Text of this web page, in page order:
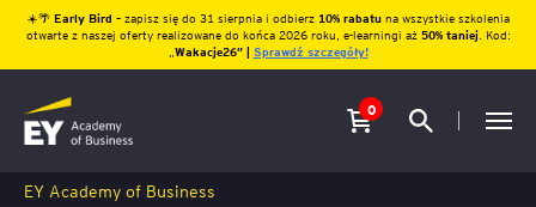
☀️🌴 Early Bird – zapisz się do 31 sierpnia i odbierz10% rabatu na wszystkie szkolenia
otwarte z naszej oferty realizowane do końca 2026 roku, e-learningi aż 50% taniej. Kod:
Wakacje26″ | Sprawdź szczegóły!
0
EY Academy of Business